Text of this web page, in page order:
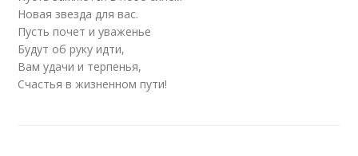
Новая звезда для вас.
Пусть почет и уваженье
Будут об руку идти,
Вам удачи и терпенья,
Счастья в жизненном пути!